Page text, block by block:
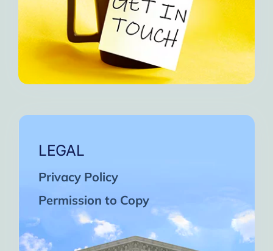
LEGAL
Privacy Policy
Permission to Copy